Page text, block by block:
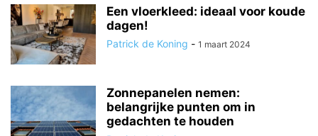
Een vloerkleed: ideaal voor koude
dagen!
Patrick de Koning - 1 maart 2024
Zonnepanelen nemen:
belangrijke punten om in
gedachten te houden